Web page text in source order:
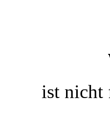
ist nicht